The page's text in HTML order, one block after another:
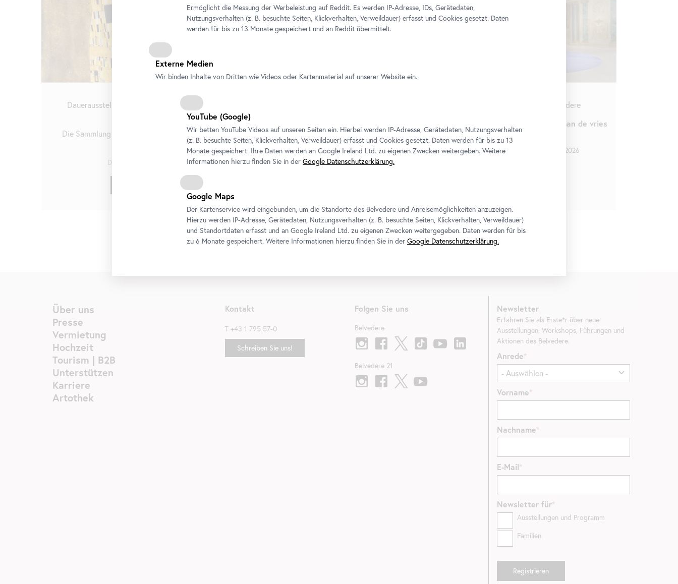
Dauerausstellung Oberes Belvedere
Die Sammlung Belvedere von Cranach bis
Dauerausstellung
IM BLICK: Johann Baptist Lampi der Ältere
und der Jüngere
Übermalt und freigelegt
13. Mai 2026- 11. Oktober 2026
Oberes Belvedere
CARLONE CONTEMPORARY: herman de vries
108 pfund lavendel
18. März 2026 13. September 2026
Über uns
Presse
Vermietung
Hochzeit
Tourism | B2B
Unterstützen
Karriere
Artothek
Kontakt
T+43 1 795 57-0
Schreiben Sie uns!
Folgen Sie uns
Belvedere
Belvedere 21
Newsletter
Erfahren Sie als Erste*r über neue
Ausstellungen, Workshops, Führungen und
Aktionen des Belvedere.
Anrede
Vorname
Nachname
E-Mail
Newsletter für
Ausstellungen und Programm
Familien
Ermöglicht die Messung der Werbeleistung auf Reddit. Es werden IP-Adresse, IDs, Gerätedaten,
Nutzungsverhalten (z. B. besuchte Seiten, Klickverhalten, Verweildauer) erfasst und Cookies gesetzt. Daten
werden für bis zu 13 Monate gespeichert und an Reddit übermittelt.
Externe Medien
Wir binden Inhalte von Dritten wie Videos oder Kartenmaterial auf unserer Website ein.
YouTube (Google)
Wir betten YouTube Videos auf unseren Seiten ein. Hierbei werden IP-Adresse, Gerätedaten, Nutzungsverhalten
(z. B. besuchte Seiten, Klickverhalten, Verweildauer) erfasst und Cookies gesetzt. Daten werden für bis zu 13
Monate gespeichert. Ihre Daten werden an Google Ireland Ltd. zu eigenen Zwecken weitergeben. Weitere
Informationen hierzu finden Sie in der Google Datenschutzerklärung.
Google Maps
Der Kartenservice wird eingebunden, um die Standorte des Belvedere und Anreisemöglichkeiten anzuzeigen.
Hierzu werden IP-Adresse, Gerätedaten, Nutzungsverhalten (z. B. besuchte Seiten, Klickverhalten, Verweildauer)
und Standortdaten erfasst und an Google Ireland Ltd. zu eigenen Zwecken weitergegeben. Daten werden für bis
zu 6 Monate gespeichert. Weitere Informationen hierzu finden Sie in der Google Datenschutzerklärung.